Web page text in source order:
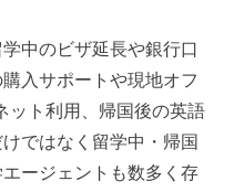
中のビザ延長や銀行口
入サポートや現地オフ
ット利用、帰国後の英語
ではなく留学中・帰国
ージェントも数多く存